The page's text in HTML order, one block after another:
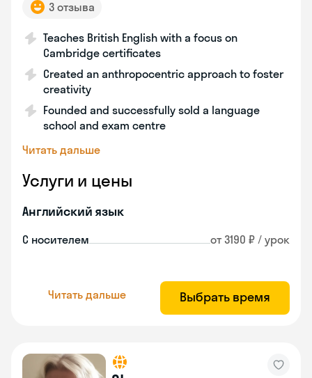
3 отзыва
Teaches British English with a focus on
Cambridge certificates
Created an anthropocentric approach to foster
creativity
Founded and successfully sold a language
school and exam centre
Читать дальше
Услуги и цены
Английский язык
С носителем от 3190 ₽ / урок
Читать дальше Выбрать время